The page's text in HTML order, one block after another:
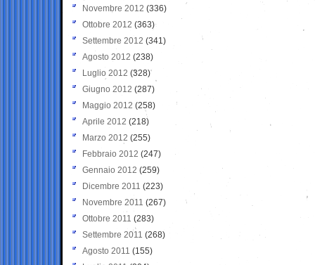
Novembre 2012 (336)
Ottobre 2012 (363)
Settembre 2012 (341)
Agosto 2012 (238)
Luglio 2012 (328)
Giugno 2012 (287)
Maggio 2012 (258)
Aprile 2012 (218)
Marzo 2012 (255)
Febbraio 2012 (247)
Gennaio 2012 (259)
Dicembre 2011 (223)
Novembre 2011 (267)
Ottobre 2011 (283)
Settembre 2011 (268)
Agosto 2011 (155)